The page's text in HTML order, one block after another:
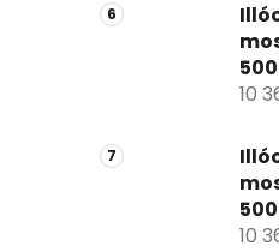
10
10